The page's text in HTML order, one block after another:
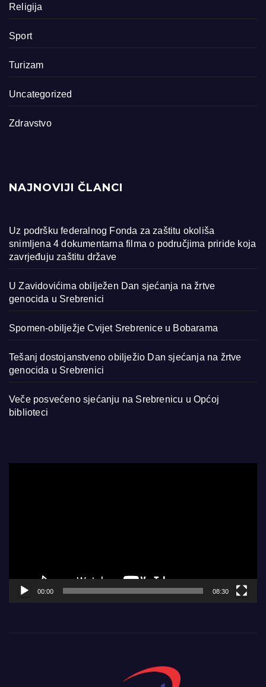
Religija
Sport
Turizam
Uncategorized
Zdravstvo
NAJNOVIJI ČLANCI
Uz podršku federalnog Fonda za zaštitu okoliša
snimljena 4 dokumentarna filma o područjima priride koja
zavrjeđuju zaštitu države
U Zavidovićima obilježen Dan sjećanja na žrtve
genocida u Srebrenici
Spomen-obilježje Cvijet Srebrenice u Bobarama
Tešanj dostojanstveno obilježio Dan sjećanja na žrtve
genocida u Srebrenici
Veče posvećeno sjećanju na Srebrenicu u Općoj
biblioteci
00:00 08:30